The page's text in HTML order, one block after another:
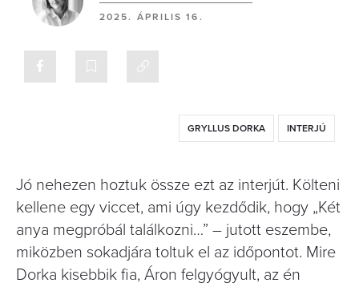
2025. ÁPRILIS 16.
GRYLLUS DORKA INTERJÚ
Jó nehezen hoztuk össze ezt az interjút. Költeni
kellene egy viccet, ami úgy kezdődik, hogy „Két
anya megpróbál találkozni…” – jutott eszembe,
miközben sokadjára toltuk el az időpontot. Mire
Dorka kisebbik fia, Áron felgyógyult, az én